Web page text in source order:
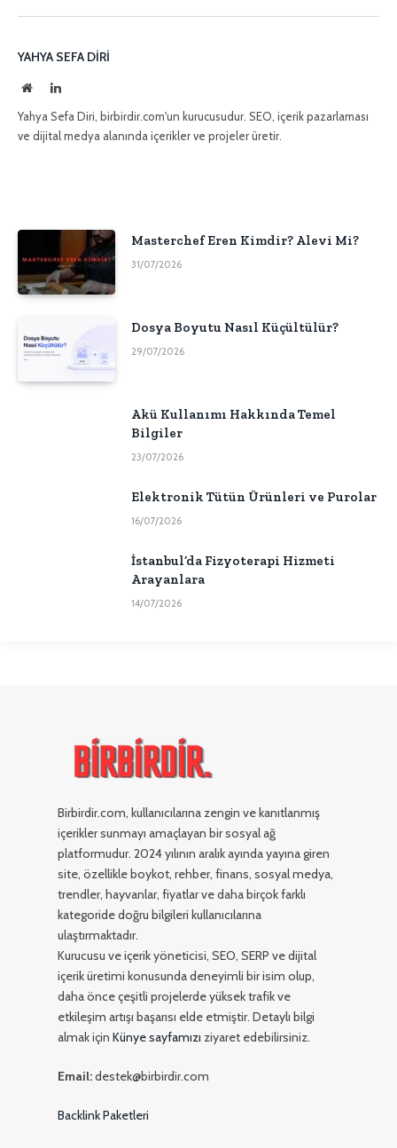
YAHYA SEFA DIRI
İnternetLinkedIn
Yahya Sefa Diri, birbirdir.com'un kurucusudur. SEO, içerik pazarlaması
ve dijital medya alanında içerikler ve projeler üretir.
Masterchef Eren Kimdir? Alevi Mi?
31/07/2026
Dosya Boyutu Nasıl Küçültülür?
29/07/2026
Akü Kullanımı Hakkında Temel
Bilgiler
23/07/2026
Elektronik Tütün Ürünleri ve Purolar
16/07/2026
İstanbul’da Fizyoterapi Hizmeti
Arayanlara
14/07/2026
Birbirdir.com, kullanıcılarına zengin ve kanıtlanmış
içerikler sunmayı amaçlayan bir sosyal ağ
platformudur. 2024 yılının aralık ayında yayına giren
site, özellikle boykot, rehber, finans, sosyal medya,
trendler, hayvanlar, fiyatlar ve daha birçok farklı
kategoride doğru bilgileri kullanıcılarına
ulaştırmaktadır.
Kurucusu ve içerik yöneticisi, SEO, SERP ve dijital
içerik üretimi konusunda deneyimli bir isim olup,
daha önce çeşitli projelerde yüksek trafik ve
etkileşim artışı başarısı elde etmiştir. Detaylı bilgi
almak içinKünye sayfamızı ziyaret edebilirsiniz.
Email:destek@birbirdir.com
Backlink Paketleri